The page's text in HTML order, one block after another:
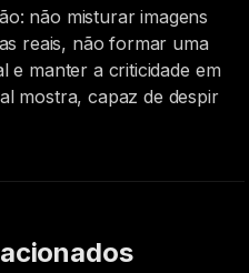
não misturar imagens
reais, não formar uma
e manter a criticidade em
mostra, capaz de despir